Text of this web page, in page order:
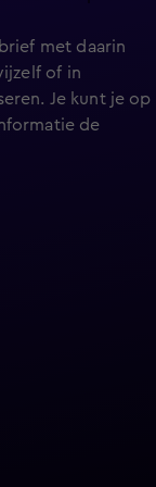
met daarin
of in
Je kunt je op
de